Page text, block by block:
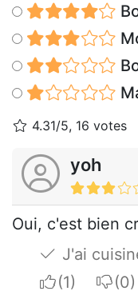
4.31/5, 16 votes
yoh
Oui, c'est bien
J'ai
I apreciate
I